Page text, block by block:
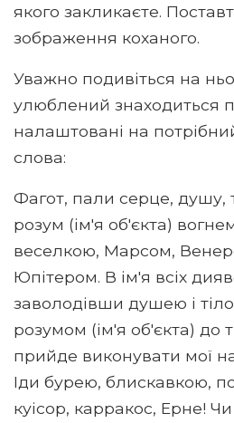
якого закликаєте.
зображення коханого.
Уважно подивіться на
улюблений знаходиться
налаштовані на
слова:
Фагот, пали серце, душу,
розум (ім'я об'єкта)
веселкою, Марсом,
Юпітером. В ім'я всіх
заволодівши душею і
розумом (ім'я об'єкта) до
прийде виконувати мої
Іди бурею, блискавкою,
куісор, карракос, Ерне!